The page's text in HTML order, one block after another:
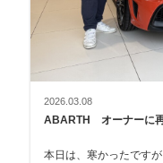
2026.03.08
ABARTH オーナーに再
本日は、寒かったです